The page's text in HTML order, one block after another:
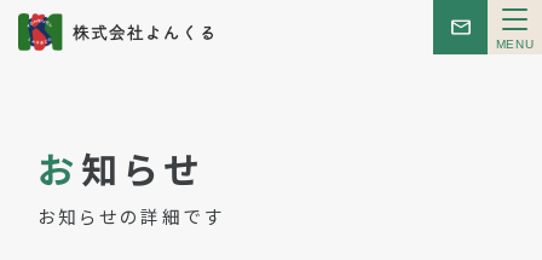
メ
ニ
お知らせ
お知らせの詳細です